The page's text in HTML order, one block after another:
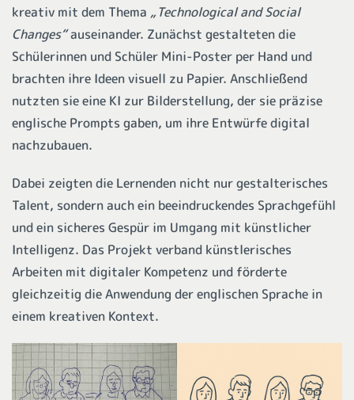
kreativ mit dem Thema „Technological and Social
Changes“auseinander. Zunächst gestalteten die
Schülerinnen und Schüler Mini-Poster per Hand und
brachten ihre Ideen visuell zu Papier. Anschließend
nutzten sie eine KI zur Bilderstellung, der sie präzise
englische Prompts gaben, um ihre Entwürfe digital
nachzubauen.
Dabei zeigten die Lernenden nicht nur gestalterisches
Talent, sondern auch ein beeindruckendes Sprachgefühl
und ein sicheres Gespür im Umgang mit künstlicher
Intelligenz. Das Projekt verband künstlerisches
Arbeiten mit digitaler Kompetenz und förderte
gleichzeitig die Anwendung der englischen Sprache in
einem kreativen Kontext.